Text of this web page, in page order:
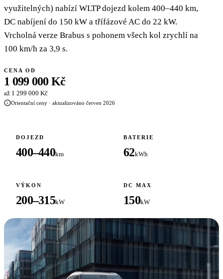
využitelných) nabízí WLTP dojezd kolem 400–440 km,
DC nabíjení do 150 kW a třífázové AC do 22 kW.
Vrcholná verze Brabus s pohonem všech kol zrychlí na
100 km/h za 3,9 s.
CENA OD
1 099 000 Kč
až 1 299 000 Kč
Orientační ceny · aktualizováno červen 2026
DOJEZD
400–440km
BATERIE
62kWh
VÝKON
200–315kW
DC MAX
150kW